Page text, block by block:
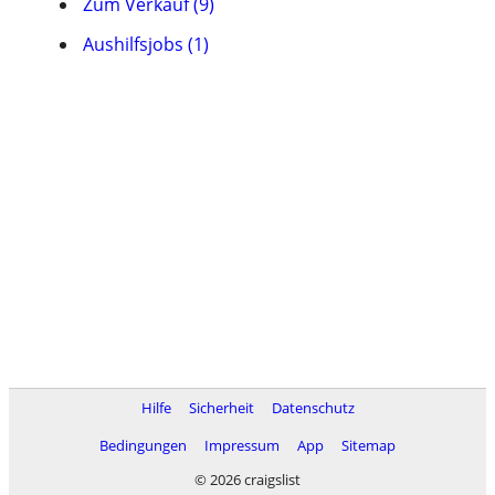
Aushilfsjobs (1)
Hilfe Sicherheit
Datenschutz
Bedingungen
Impressum App
Sitemap
© 2026 craigslist